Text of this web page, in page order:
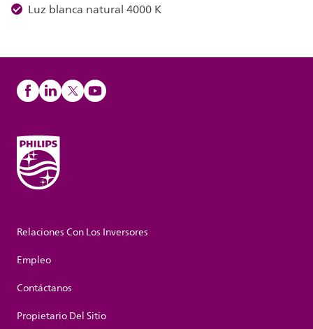
Luz blanca natural 4000 K
Relaciones Con Los Inversores
Empleo
Contáctanos
Propietario Del Sitio